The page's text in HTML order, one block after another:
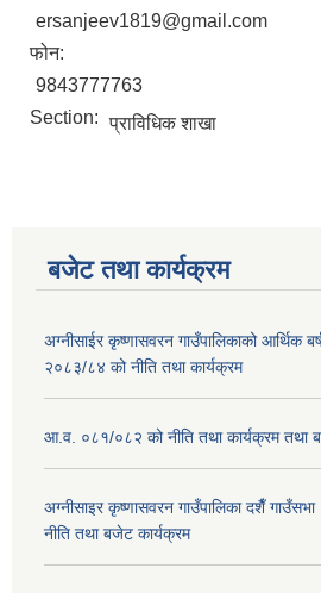
ersanjeev1819@gmail.com
फोन:
9843777763
Section: प्राविधिक शाखा
बजेट तथा कार्यक्रम
अग्नीसाईर कृष्णासवरन गाउँपालिकाको आर्थिक
२०८३/८४ को नीति तथा कार्यक्रम
आ.व. ०८१/०८२ को नीति तथा कार्यक्रम तथा
अग्नीसाइर कृष्णासवरन गाउँपालिका दशैँ
नीति तथा बजेट कार्यक्रम